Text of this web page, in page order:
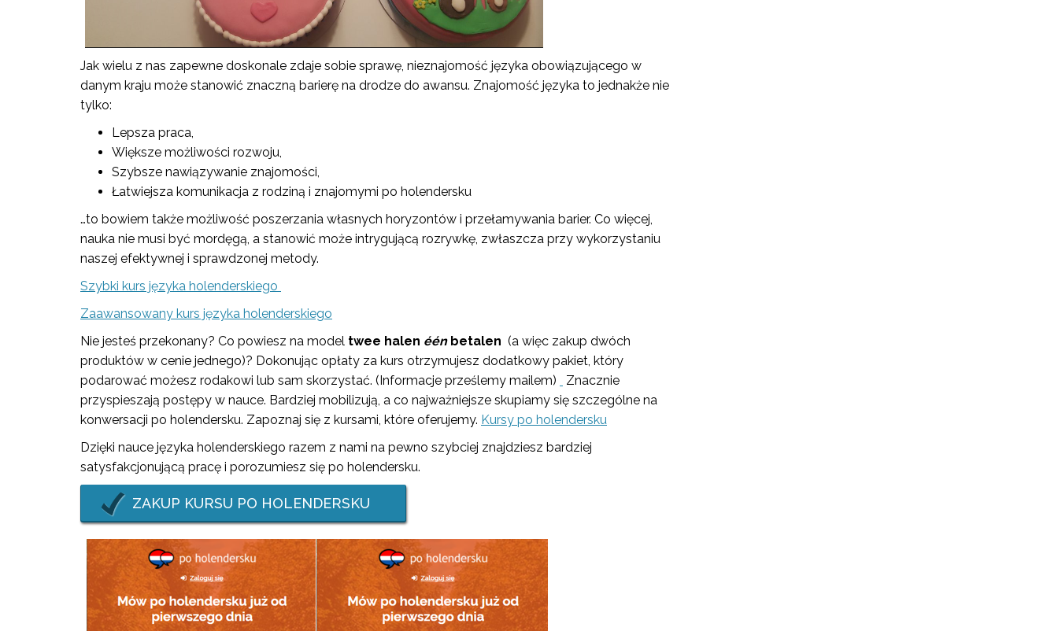
Jak wielu z nas zapewne doskonale zdaje sobie sprawę, nieznajomość języka obowiązującego w
danym kraju może stanowić znaczną barierę na drodze do awansu. Znajomość języka to jednakże nie
tylko:
Lepsza praca,
Większe możliwości rozwoju,
Szybsze nawiązywanie znajomości,
Łatwiejsza komunikacja z rodziną i znajomymi po holendersku
…to bowiem także możliwość poszerzania własnych horyzontów i przełamywania barier. Co więcej,
nauka nie musi być mordęgą, a stanowić może intrygującą rozrywkę, zwłaszcza przy wykorzystaniu
naszej efektywnej i sprawdzonej metody.
Szybki kurs języka holenderskiego
Zaawansowany kurs języka holenderskiego
Nie jesteś przekonany? Co powiesz na model twee halen éénbetalen (a więc zakup dwóch
produktów w cenie jednego)? Dokonując opłaty za kurs otrzymujesz dodatkowy pakiet, który
podarować możesz rodakowi lub sam skorzystać. (Informacje prześlemy mailem)
Znacznie
przyspieszają postępy w nauce. Bardziej mobilizują, a co najważniejsze skupiamy się szczególne na
konwersacji po holendersku. Zapoznaj się z kursami, które oferujemy. Kursy po holendersku
Dzięki nauce języka holenderskiego razem z nami na pewno szybciej znajdziesz bardziej
satysfakcjonującą pracę i porozumiesz się po holendersku.
ZAKUP KURSU PO HOLENDERSKU